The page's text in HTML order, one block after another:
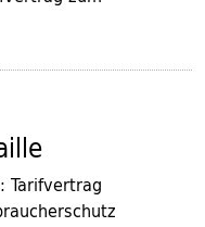
Tarifvertrag